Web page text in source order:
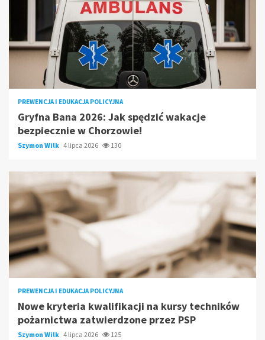
PREWENCJA I EDUKACJA POLICYJNA
Gryfna Bana 2026: Jak spędzić wakacje
bezpiecznie w Chorzowie!
Szymon Wilk 4 lipca 2026 130
PREWENCJA I EDUKACJA POLICYJNA
Nowe kryteria kwalifikacji na kursy techników
pożarnictwa zatwierdzone przez PSP
Szymon Wilk 4 lipca 2026 125